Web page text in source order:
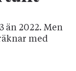
än 2022. Men
med